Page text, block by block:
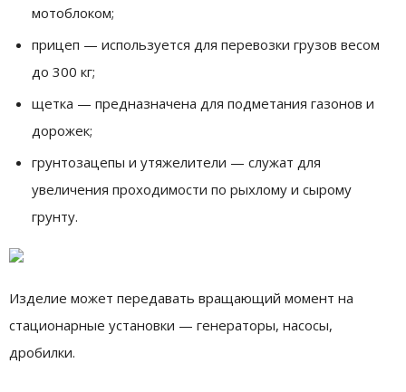
мотоблоком;
прицеп — используется для перевозки грузов весом
до 300 кг;
щетка — предназначена для подметания газонов и
дорожек;
грунтозацепы и утяжелители — служат для
увеличения проходимости по рыхлому и сырому
грунту.
Изделие может передавать вращающий момент на
стационарные установки — генераторы, насосы,
дробилки.